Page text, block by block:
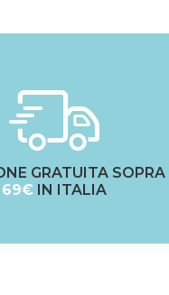
GRATUITA SOPRA I
69€IN ITALIA